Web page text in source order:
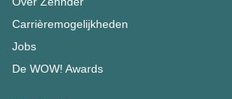
Carrièremogelijkheden
Jobs
De WOW! Awards